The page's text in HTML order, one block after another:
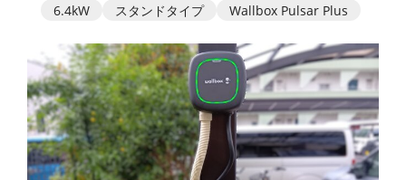
6.4kW
スタンドタイプ Wallbox Pulsar Plus